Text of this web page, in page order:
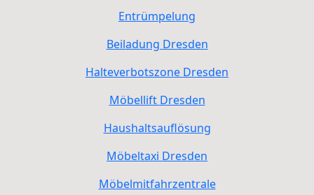
Entrümpelung
Beiladung Dresden
Halteverbotszone Dresden
Möbellift Dresden
Haushaltsauflösung
Möbeltaxi Dresden
Möbelmitfahrzentrale